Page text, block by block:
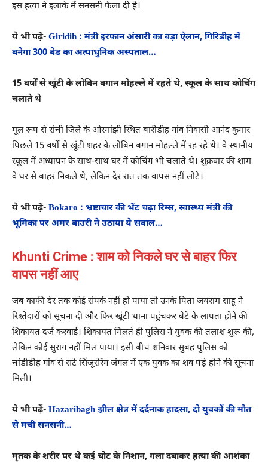
इस हत्या ने इलाके में सनसनी फैला दी है।
ये भी पढ़ें- Giridih : मंत्री इरफान अंसारी का बड़ा ऐलान, गिरिडीह में
बनेगा 300 बेड का अत्याधुनिक अस्पताल…
15 वर्षों से खूंटी के लोबिन बगान मोहल्ले में रहते थे, स्कूल के साथ कोचिंग
चलाते थे
मूल रूप से रांची जिले के ओरमांझी स्थित बारीडीह गांव निवासी आनंद कुमार
पिछले 15 वर्षों से खूंटी शहर के लोबिन बगान मोहल्ले में रह रहे थे। वे स्थानीय
स्कूल में अध्यापन के साथ-साथ घर में कोचिंग भी चलाते थे। शुक्रवार की शाम
वे घर से बाहर निकले थे, लेकिन देर रात तक वापस नहीं लौटे।
ये भी पढ़ें- Bokaro : भ्रष्टाचार की भेंट चढ़ा रिम्स, स्वास्थ्य मंत्री की
भूमिका पर अमर बाउरी ने उठाया ये सवाल…
Khunti Crime : शाम को निकले घर से बाहर फिर
वापस नहीं आए
जब काफी देर तक कोई संपर्क नहीं हो पाया तो उनके पिता जयराम साहू ने
रिश्तेदारों को सूचना दी और फिर खूंटी थाना पहुंचकर बेटे के लापता होने की
शिकायत दर्ज करवाई। शिकायत मिलते ही पुलिस ने युवक की तलाश शुरू की,
लेकिन कोई सुराग नहीं मिल पाया। इसी बीच शनिवार सुबह पुलिस को
चांडीडीह गांव से सटे सिंजूसेरेंग जंगल में एक युवक का शव पड़े होने की सूचना
मिली।
ये भी पढ़ें- Hazaribagh झील क्षेत्र में दर्दनाक हादसा, दो युवकों की मौत
से मची सनसनी…
मृतक के शरीर पर थे कई चोट के निशान, गला दबाकर हत्या की आशंका